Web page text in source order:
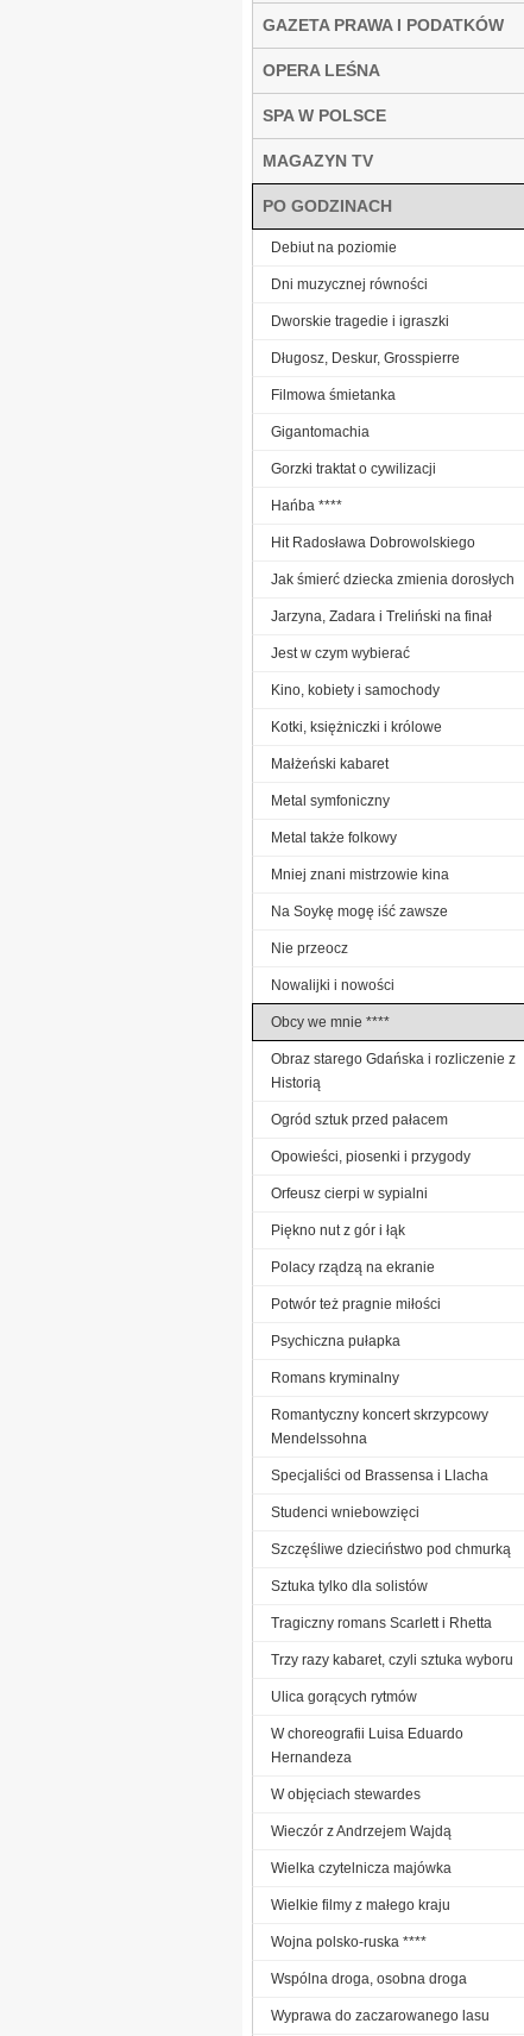
GAZETA PRAWA I PODATKÓW
OPERA LEŚNA
SPA W POLSCE
MAGAZYN TV
PO GODZINACH
Debiut na poziomie
Dni muzycznej równości
Dworskie tragedie i igraszki
Długosz, Deskur, Grosspierre
Filmowa śmietanka
Gigantomachia
Gorzki traktat o cywilizacji
Hańba ****
Hit Radosława Dobrowolskiego
Jak śmierć dziecka zmienia dorosłych
Jarzyna, Zadara i Treliński na finał
Jest w czym wybierać
Kino, kobiety i samochody
Kotki, księżniczki i królowe
Małżeński kabaret
Metal symfoniczny
Metal także folkowy
Mniej znani mistrzowie kina
Na Soykę mogę iść zawsze
Nie przeocz
Nowalijki i nowości
Obcy we mnie ****
Obraz starego Gdańska i rozliczenie z
Historią
Ogród sztuk przed pałacem
Opowieści, piosenki i przygody
Orfeusz cierpi w sypialni
Piękno nut z gór i łąk
Polacy rządzą na ekranie
Potwór też pragnie miłości
Psychiczna pułapka
Romans kryminalny
Romantyczny koncert skrzypcowy
Mendelssohna
Specjaliści od Brassensa i Llacha
Studenci wniebowzięci
Szczęśliwe dzieciństwo pod chmurką
Sztuka tylko dla solistów
Tragiczny romans Scarlett i Rhetta
Trzy razy kabaret, czyli sztuka wyboru
Ulica gorących rytmów
W choreografii Luisa Eduardo
Hernandeza
W objęciach stewardes
Wieczór z Andrzejem Wajdą
Wielka czytelnicza majówka
Wielkie filmy z małego kraju
Wojna polsko-ruska ****
Wspólna droga, osobna droga
Wyprawa do zaczarowanego lasu